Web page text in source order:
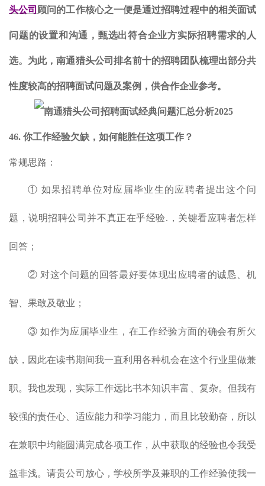
头公司 顾问的工作核心之一便是通过招聘过程中的相关面试
问题的设置和沟通，甄选出符合企业方实际招聘需求的人
选。为此，南通猎头公司排名前十的招聘团队梳理出部分共
性度较高的招聘面试问题及案例，供合作企业参考。
46. 你工作经验欠缺，如何能胜任这项工作？
常规思路：
① 如果招聘单位对应届毕业生的应聘者提出这个问
题，说明招聘公司并不真正在乎经验.，关键看应聘者怎样
回答；
② 对这个问题的回答最好要体现出应聘者的诚恳、机
智、果敢及敬业；
③ 如作为应届毕业生，在工作经验方面的确会有所欠
缺，因此在读书期间我一直利用各种机会在这个行业里做兼
职。我也发现，实际工作远比书本知识丰富、复杂。但我有
较强的责任心、适应能力和学习能力，而且比较勤奋，所以
在兼职中均能圆满完成各项工作，从中获取的经验也令我受
益非浅。请贵公司放心，学校所学及兼职的工作经验使我一